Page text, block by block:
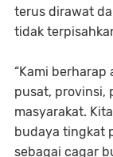
terus dirawat
tidak
“Kami
pusat, provinsi,
masyarakat.
budaya tingkat
sebagai cagar